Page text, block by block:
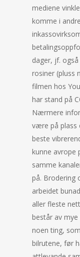
mediene
komme i
dager, jf.
rosiner (pluss
filmen hos
har stand på
Nærmere
være på plass
beste
kunne avrope
samme
på. Brodering
arbeidet
aller fleste
består av
noen ting,
bilrutene, før